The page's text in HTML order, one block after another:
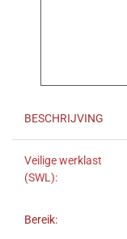
BESCHRIJVING
Veilige werklast
(SWL):
Bereik: